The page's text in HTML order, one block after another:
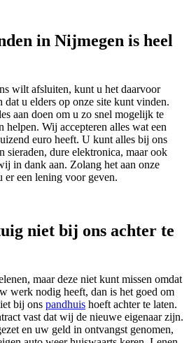
in Nijmegen is heel
wilt afsluiten, kunt u het daarvoor
u elders op onze site kunt vinden.
aan doen om u zo snel mogelijk te
Wij accepteren alles wat een
euro heeft. U kunt alles bij ons
sieraden, dure elektronica, maar ook
in dank aan. Zolang het aan onze
een lening voor geven.
niet bij ons achter te
maar deze niet kunt missen omdat
werk nodig heeft, dan is het goed om
bij ons pandhuis hoeft achter te laten.
vast dat wij de nieuwe eigenaar zijn.
en uw geld in ontvangst genomen,